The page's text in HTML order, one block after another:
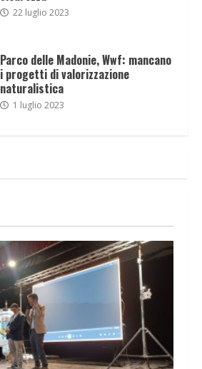
22 luglio 2023
Parco delle Madonie, Wwf: mancano
i progetti di valorizzazione
naturalistica
1 luglio 2023